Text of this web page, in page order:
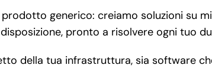
generico: creiamo soluzioni su
pronto a risolvere ogni tuo
della tua infrastruttura, sia software